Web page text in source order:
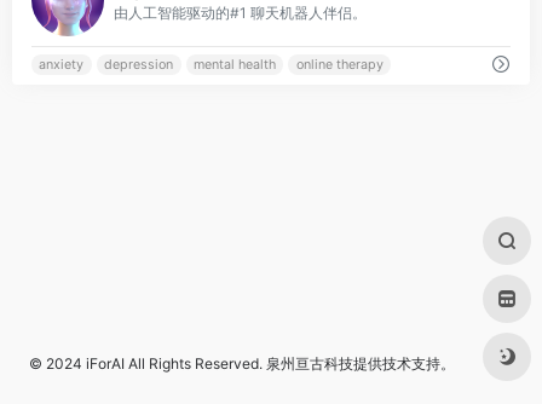
由人工智能驱动的#1 聊天机器人伴侣。
anxiety depression mental health online therapy
© 2024 iForAI All Rights Reserved. 泉州亘古科技提供技术支持。